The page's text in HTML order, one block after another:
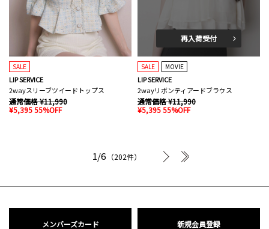
SALE
LIP SERVICE
2wayスリーブツイードトップス
通常価格 ¥11,990
¥5,395 55%OFF
再入荷受付
SALE MOVIE
LIP SERVICE
2wayリボンティアードブラウス
通常価格 ¥11,990
¥5,395 55%OFF
1/6 （202件）
次へ
メンバーズカード 新規会員登録